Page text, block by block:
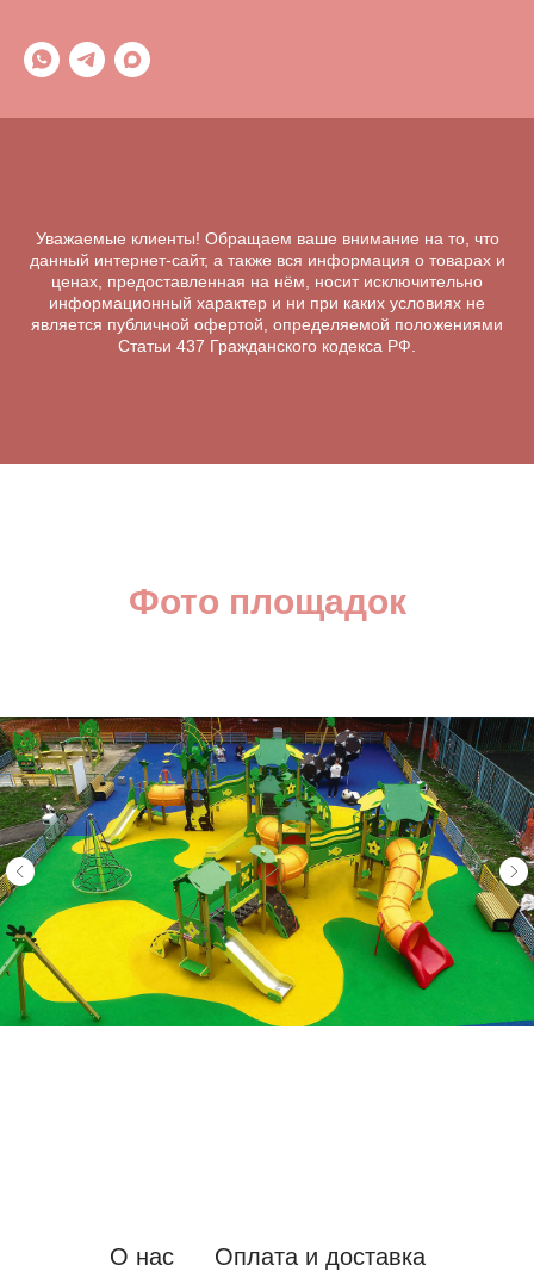
Уважаемые клиенты! Обращаем ваше внимание на то, что
данный интернет-сайт, а также вся информация о товарах и
ценах, предоставленная на нём, носит исключительно
информационный характер и ни при каких условиях не
является публичной офертой, определяемой положениями
Статьи 437 Гражданского кодекса РФ.
Фото площадок
О нас Оплата и доставка